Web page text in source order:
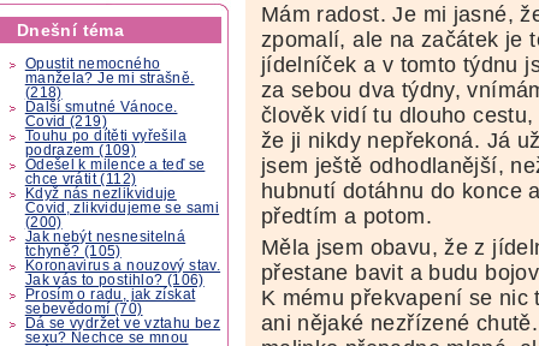
Dnešní téma
Opustit nemocného
manžela? Je mi strašně.
(218)
Další smutné Vánoce.
Covid (219)
Touhu po dítěti vyřešila
podrazem (109)
Odešel k milence a teď se
chce vrátit (112)
Když nás nezlikviduje
Covid, zlikvidujeme se sami
(200)
Jak nebýt nesnesitelná
tchyně? (105)
Koronavirus a nouzový stav.
Jak vás to postihlo? (106)
Prosím o radu, jak získat
sebevědomí (70)
Dá se vydržet ve vztahu bez
sexu? Nechce se mnou
Mám radost. Je mi jasné,
zpomalí, ale na začátek je
jídelníček a v tomto týdnu
za sebou dva týdny,
člověk vidí tu dlouho
že ji nikdy nepřekoná. Já
jsem ještě odhodlanější,
hubnutí dotáhnu do konce
předtím a potom.
Měla jsem obavu, že z
přestane bavit a budu
K mému překvapení se nic
ani nějaké nezřízené